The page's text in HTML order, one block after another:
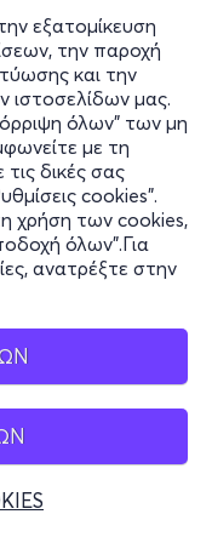
εξατομίκευση
την παροχή
και την
ιστοσελίδων μας.
όλων" των μη
με τη
δικές σας
cookies".
χρήση των cookies,
όλων".Για
ανατρέξτε στην